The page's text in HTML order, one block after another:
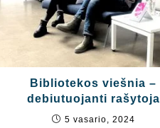
Bibliotekos viešnia –
debiutuojanti rašytoja
5 vasario, 2024